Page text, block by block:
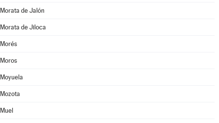
Morata de Jalón
Morata de Jiloca
Morés
Moros
Moyuela
Mozota
Muel